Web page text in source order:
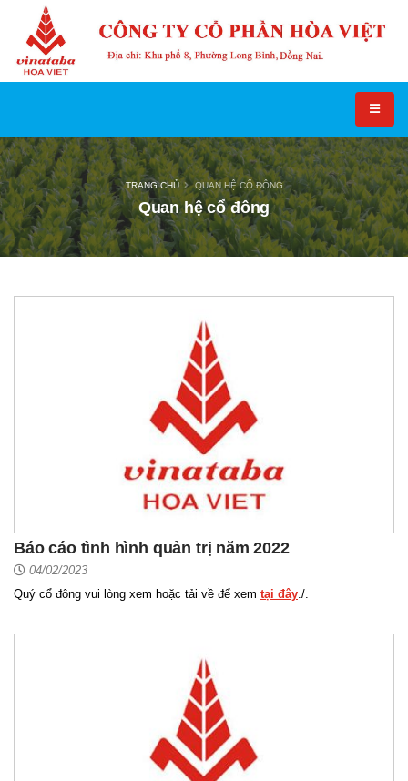
Quan hệ cổ đông
TRANG CHỦ QUAN HỆ CỔ ĐÔNG
Báo cáo tình hình quản trị năm 2022
04/02/2023
Quý cổ đông vui lòng xem hoặc tải về để xem tại đây ./.